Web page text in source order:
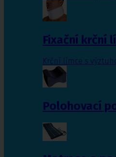
Fixační krční
Krční límce s
Polohovací